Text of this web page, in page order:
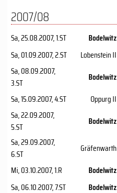
2007/08
Sa, 25.08.2007, 1.ST Bodelwitz
Sa, 01.09.2007, 2.ST Lobenstein II
Sa, 08.09.2007,
3.ST
Bodelwitz
Sa, 15.09.2007, 4.ST Oppurg II
Sa, 22.09.2007,
5.ST
Bodelwitz
Sa, 29.09.2007,
6.ST
Gräfenwarth
Mi, 03.10.2007, 1.R Bodelwitz
Sa, 06.10.2007, 7.ST Bodelwitz